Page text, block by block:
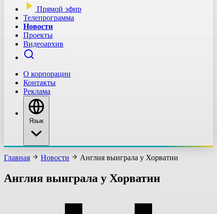
Прямой эфир
Телепрограмма
Новости
Проекты
Видеоархив
О корпорации
Контакты
Реклама
Язык
Главная Новости Англия выиграла у Хорватии
Англия выиграла у Хорватии